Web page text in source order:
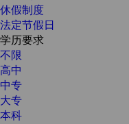
休假制度
法定节假日
学历要求
不限
高中
中专
大专
本科